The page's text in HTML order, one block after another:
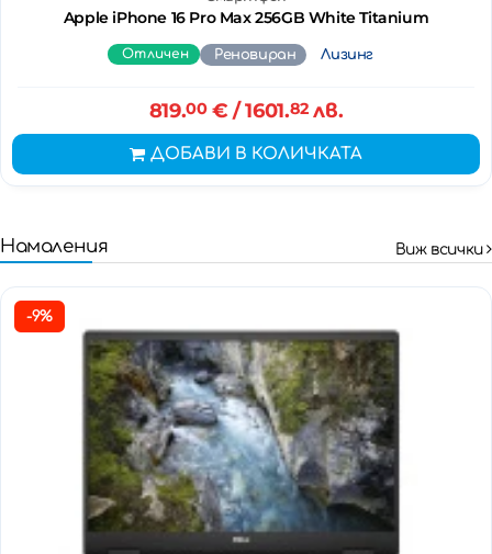
Apple iPhone 16 Pro Max 256GB White Titanium
Отличен Реновиран Лизинг
819.00€ / 1601.82лв.
ДОБАВИ В КОЛИЧКАТА
Намаления Виж всички
-9%